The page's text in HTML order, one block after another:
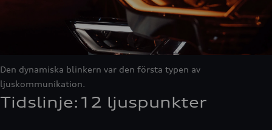
Tidslinje:12 ljuspunkter
Den dynamiska blinkern var den första typen av
ljuskommunikation.